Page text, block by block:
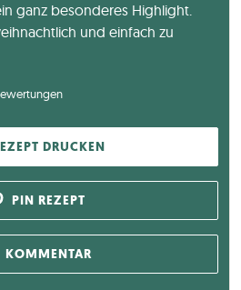
ganz besonderes Highlight.
und einfach zu
DRUCKEN
PIN REZEPT
KOMMENTAR